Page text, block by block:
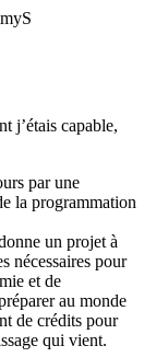
j’étais capable,
par une
la programmation
un projet à
nécessaires pour
et de
au monde
de crédits pour
qui vient.